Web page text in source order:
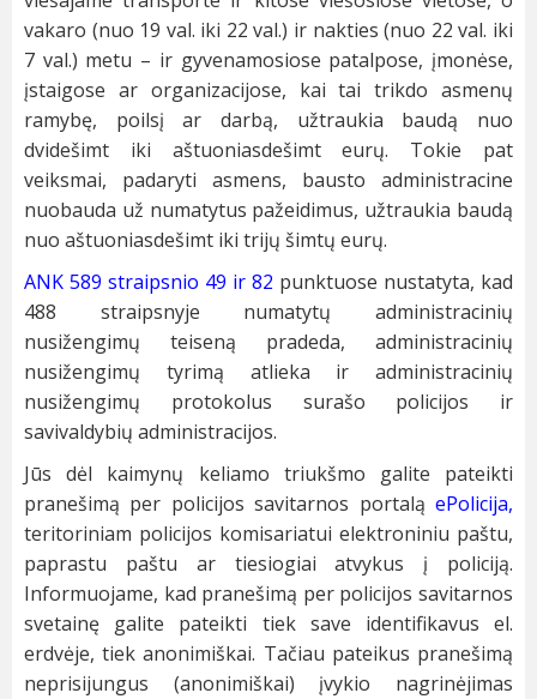
vakaro (nuo 19 val. iki 22 val.) ir nakties (nuo 22 val. iki
7 val.) metu – ir gyvenamosiose patalpose, įmonėse,
įstaigose ar organizacijose, kai tai trikdo asmenų
ramybę, poilsį ar darbą, užtraukia baudą nuo
dvidešimt iki aštuoniasdešimt eurų. Tokie pat
veiksmai, padaryti asmens, bausto administracine
nuobauda už numatytus pažeidimus, užtraukia baudą
nuo aštuoniasdešimt iki trijų šimtų eurų.
ANK 589 straipsnio 49 ir 82 punktuose nustatyta, kad
488 straipsnyje numatytų administracinių
nusižengimų teiseną pradeda, administracinių
nusižengimų tyrimą atlieka ir administracinių
nusižengimų protokolus surašo policijos ir
savivaldybių administracijos.
Jūs dėl kaimynų keliamo triukšmo galite pateikti
pranešimą per policijos savitarnos portalą ePolicija,
teritoriniam policijos komisariatui elektroniniu paštu,
paprastu paštu ar tiesiogiai atvykus į policiją.
Informuojame, kad pranešimą per policijos savitarnos
svetainę galite pateikti tiek save identifikavus el.
erdvėje, tiek anonimiškai. Tačiau pateikus pranešimą
neprisijungus (anonimiškai) įvykio nagrinėjimas